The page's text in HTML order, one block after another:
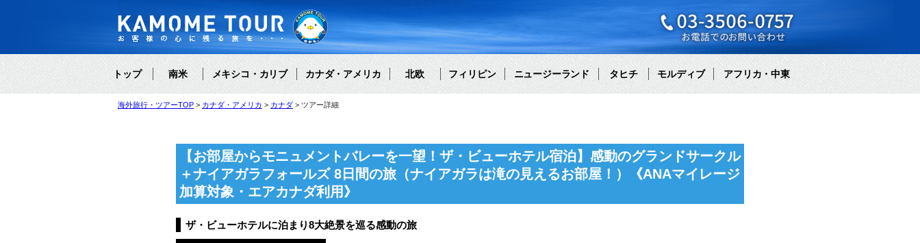
トップ 南米 メキシコ・カリブ カナダ・アメリカ 北欧 フィリピン ニュージーランド タヒチ モルディブ アフリカ・中東
海外旅行・ツアーTOP カナダ・アメリカ カナダ ツアー詳細
【お部屋からモニュメントバレーを一望！ザ・ビューホテル宿泊】感動のグランドサークル
＋ナイアガラフォールズ 8日間の旅（ナイアガラは滝の見えるお部屋！）《ANAマイレージ
加算対象・エアカナダ利用》
ザ・ビューホテルに泊まり8大絶景を巡る感動の旅